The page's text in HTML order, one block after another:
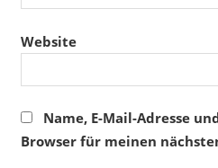
Website
Name, E-Mail-Adresse
Browser für meinen